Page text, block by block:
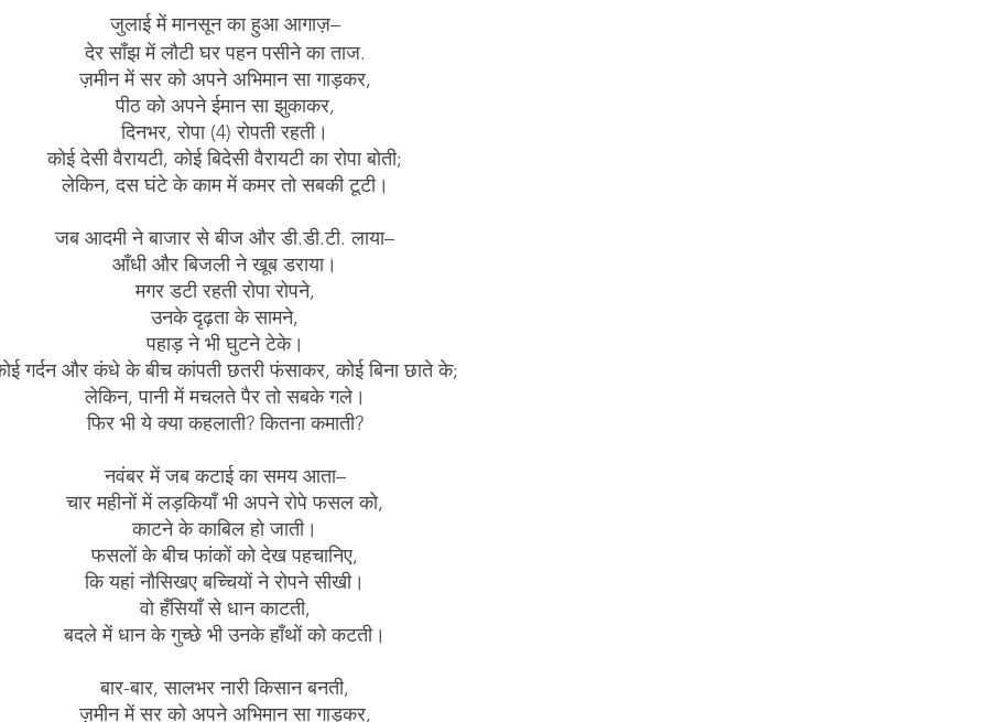
जुलाई में मानसून का हुआ आगाज़–
देर साँझ में लौटी घर पहन पसीने का ताज.
ज़मीन में सर को अपने अभिमान सा गाड़कर,
पीठ को अपने ईमान सा झुकाकर,
दिनभर, रोपा (4) रोपती रहती।
कोई देसी वैरायटी, कोई बिदेसी वैरायटी का रोपा बोती;
लेकिन, दस घंटे के काम में कमर तो सबकी टूटी।
जब आदमी ने बाजार से बीज और डी.डी.टी. लाया–
आँधी और बिजली ने खूब डराया।
मगर डटी रहती रोपा रोपने,
उनके दृढ़ता के सामने,
पहाड़ ने भी घुटने टेके।
गर्दन और कंधे के बीच कांपती छतरी फंसाकर, कोई बिना छाते के;
लेकिन, पानी में मचलते पैर तो सबके गले।
फिर भी ये क्या कहलाती? कितना कमाती?
नवंबर में जब कटाई का समय आता–
चार महीनों में लड़कियाँ भी अपने रोपे फसल को,
काटने के काबिल हो जाती।
फसलों के बीच फांकों को देख पहचानिए,
कि यहां नौसिखए बच्चियों ने रोपने सीखी।
वो हँसियाँ से धान काटती,
बदले में धान के गुच्छे भी उनके हाँथों को कटती।
बार-बार, सालभर नारी किसान बनती,
ज़मीन में सर को अपने अभिमान सा गाड़कर,